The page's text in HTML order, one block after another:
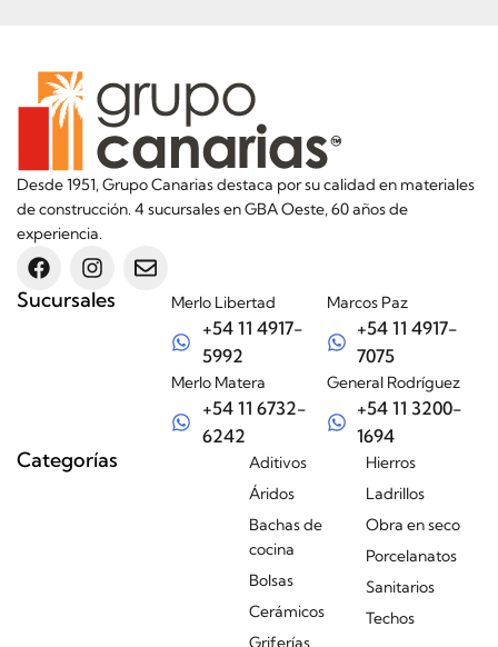
Desde 1951, Grupo Canarias destaca por su calidad en materiales
de construcción. 4 sucursales en GBA Oeste, 60 años de
experiencia.
Sucursales Merlo Libertad
+54 11 4917-
5992
Merlo Matera
+54 11 6732-
6242
Marcos Paz
+54 11 4917-
7075
General Rodríguez
+54 11 3200-
1694
Categorías
Aditivos
Áridos
Bachas de
cocina
Bolsas
Cerámicos
Griferías
Hierros
Ladrillos
Obra en seco
Porcelanatos
Sanitarios
Techos